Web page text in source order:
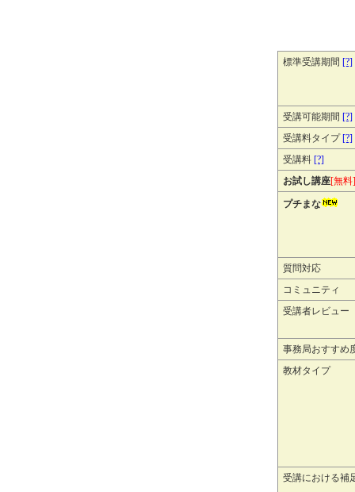
標準受講期間 [?]
受講可能期間 [?]
受講料タイプ[?]
受講料 [?]
お試し講座[無料]
プチまな
質問対応
コミュニティ
受講者レビュー
事務局おすすめ
教材タイプ
受講における補